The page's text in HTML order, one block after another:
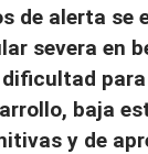
de alerta se
severa en
baja
y de